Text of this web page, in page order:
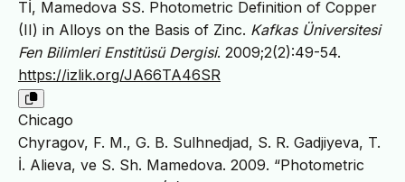
Tİ, Mamedova SS. Photometric Definition of Copper
(II) in Alloys on the Basis of Zinc. Kafkas Üniversitesi
Fen Bilimleri Enstitüsü Dergisi. 2009;2(2):49-54.
https://izlik.org/JA66TA46SR
Chicago
Chyragov, F. M., G. B. Sulhnedjad, S. R. Gadjiyeva, T.
İ. Alieva, ve S. Sh. Mamedova. 2009. “Photometric